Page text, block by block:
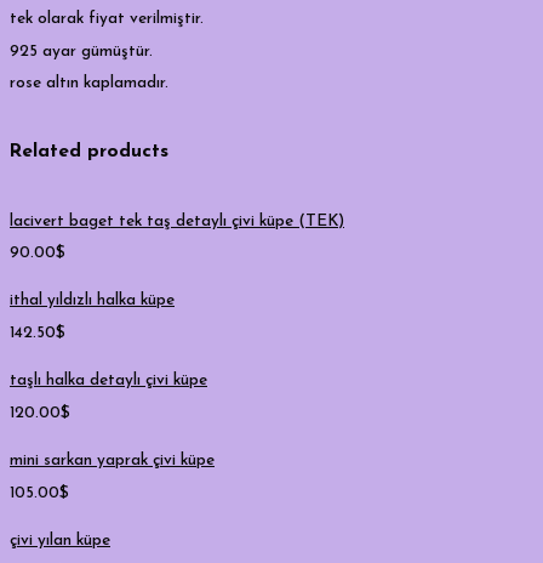
tek olarak fiyat verilmiştir.
925 ayar gümüştür.
rose altın kaplamadır.
Related products
lacivert baget tek taş detaylı çivi küpe (TEK)
90.00$
ithal yıldızlı halka küpe
142.50$
taşlı halka detaylı çivi küpe
120.00$
mini sarkan yaprak çivi küpe
105.00$
çivi yılan küpe